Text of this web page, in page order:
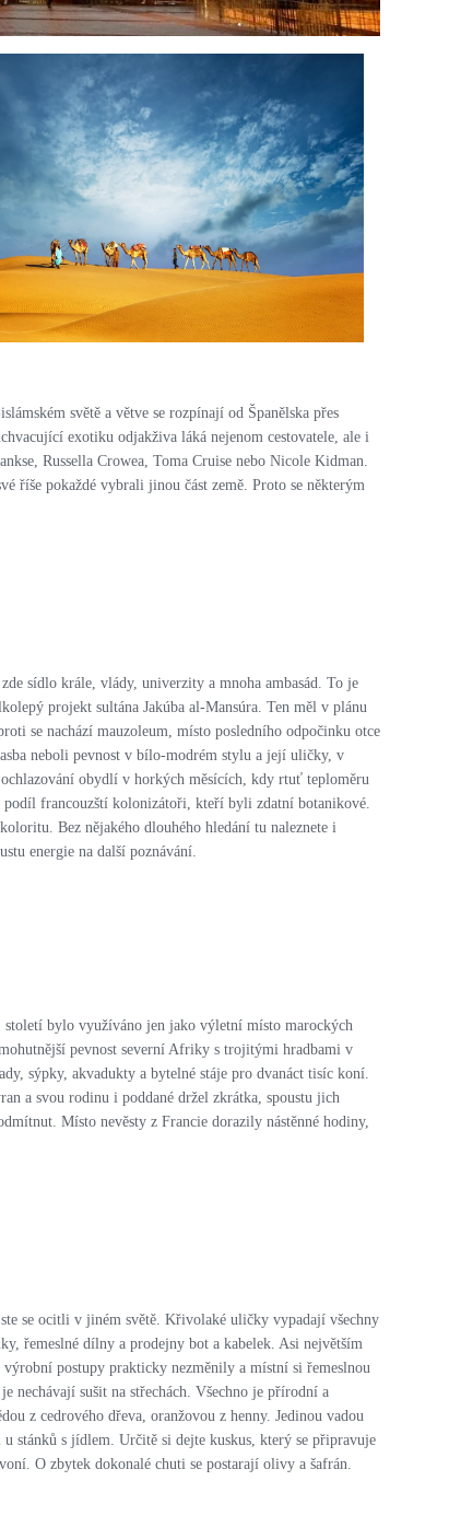
PRO ZVĚTŠENÍ KLIKNI
světě a větve se rozpínají od Španělska přes
exotiku odjakživa láká nejenom cestovatele, ale i
Russella Crowea, Toma Cruise nebo Nicole Kidman.
říše pokaždé vybrali jinou část země. Proto se některým
sídlo krále, vlády, univerzity a mnoha ambasád. To je
projekt sultána Jakúba al-Mansúra. Ten měl v plánu
se nachází mauzoleum, místo posledního odpočinku otce
neboli pevnost v bílo-modrém stylu a její uličky, v
obydlí v horkých měsících, kdy rtuť teploměru
podíl francouzští kolonizátoři, kteří byli zdatní botanikové.
Bez nějakého dlouhého hledání tu naleznete i
energie na další poznávání.
století bylo využíváno jen jako výletní místo marockých
pevnost severní Afriky s trojitými hradbami v
sýpky, akvadukty a bytelné stáje pro dvanáct tisíc koní.
a svou rodinu i poddané držel zkrátka, spoustu jich
Místo nevěsty z Francie dorazily nástěnné hodiny,
se ocitli v jiném světě. Křivolaké uličky vypadají všechny
řemeslné dílny a prodejny bot a kabelek. Asi největším
postupy prakticky nezměnily a místní si řemeslnou
nechávají sušit na střechách. Všechno je přírodní a
z cedrového dřeva, oranžovou z henny. Jedinou vadou
stánků s jídlem. Určitě si dejte kuskus, který se připravuje
O zbytek dokonalé chuti se postarají olivy a šafrán.